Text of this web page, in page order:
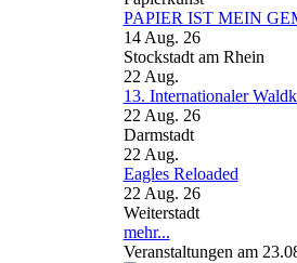
PAPIER IST MEIN
14 Aug. 26
Stockstadt am Rhein
22 Aug.
13. Internationaler
22 Aug. 26
Darmstadt
22 Aug.
Eagles Reloaded
22 Aug. 26
Weiterstadt
mehr...
Veranstaltungen am